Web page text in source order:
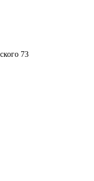
73